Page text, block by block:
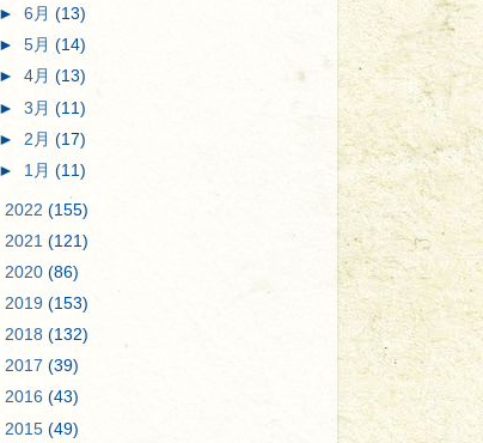
►6月(13)
►5月(14)
►4月(13)
►3月(11)
► 2月(17)
► 1月(11)
2022 (155)
2021 (121)
2020 (86)
2019 (153)
2018 (132)
2017 (39)
2016 (43)
2015 (49)